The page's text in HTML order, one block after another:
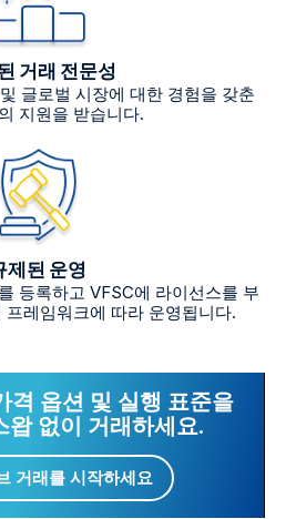
거래 전문성
글로벌 시장에 대한 경험을 갖춘
지원을 받습니다.
제된 운영
등록하고 VFSC에 라이선스를 부
레임워크에 따라 운영됩니다.
격 옵션 및 실행 표준을
왑 없이 거래하세요.
거래를 시작하세요